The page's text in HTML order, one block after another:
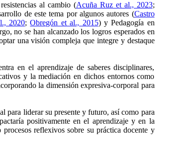
al cambio (Acuña Ruz et al., 2023;
de este tema por algunos autores (Castro
2020;Obregón et al., 2015) y Pedagogía en
no se han alcanzado los logros esperados en
una visión compleja que integre y destaque
en el aprendizaje de saberes disciplinares,
y la mediación en dichos entornos como
la dimensión expresiva-corporal para
para liderar su presente y futuro, así como para
positivamente en el aprendizaje y en la
reflexivos sobre su práctica docente y